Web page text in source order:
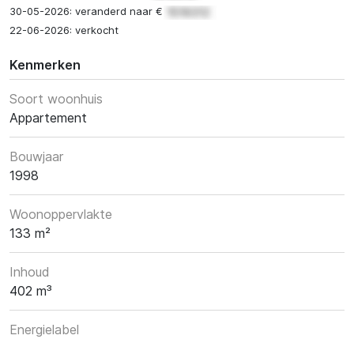
30-05-2026: veranderd naar €
22-06-2026: verkocht
Kenmerken
Soort woonhuis
Appartement
Bouwjaar
1998
Woonoppervlakte
133 m²
Inhoud
402 m³
Energielabel